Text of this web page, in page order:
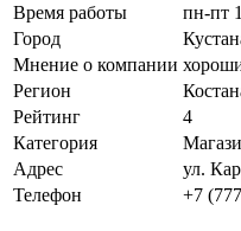
Время работы
пн-пт
Город
Мнение о компании
Регион
Рейтинг
4
Категория
Адрес
ул.
Телефон
+7